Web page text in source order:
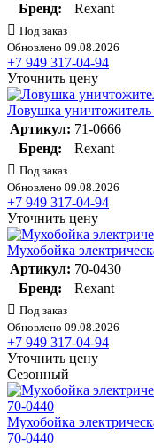
Бренд:
Rexant
Под заказ
Обновлено 09.08.2026
+7 949 317-04-94
Уточнить цену
Ловушка
Артикул: 71-0666
Бренд:
Rexant
Под заказ
Обновлено 09.08.2026
+7 949 317-04-94
Уточнить цену
Мухобойка
Артикул: 70-0430
Бренд:
Rexant
Под заказ
Обновлено 09.08.2026
+7 949 317-04-94
Уточнить цену
Сезонный
Мухобойка
70-0440